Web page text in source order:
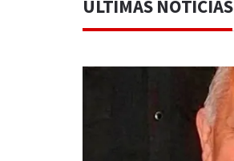
ÚLTIMAS NOTICIAS